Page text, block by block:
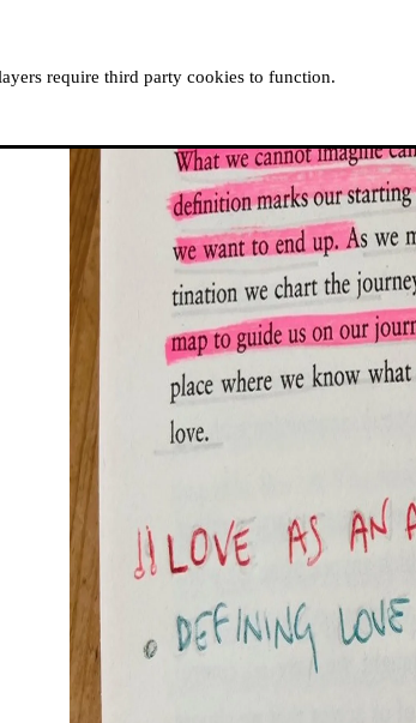
KIJK, LEES & LUISTER
require third party cookies to function.